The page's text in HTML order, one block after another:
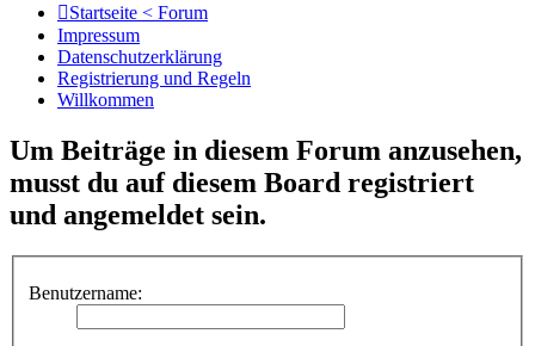
Startseite < Forum
Impressum
Datenschutzerklärung
Registrierung und Regeln
Willkommen
Um Beiträge in diesem Forum anzusehen,
musst du auf diesem Board registriert
und angemeldet sein.
Benutzername: